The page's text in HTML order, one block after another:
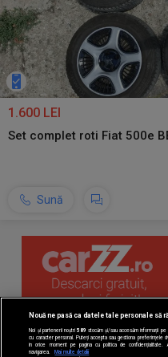
1.600 LEI
Set complet roti Fiat 500e
Sună
Nouă ne pasă ca datele tale personale să
Noi și partenerii noștri 589 stocăm și/sau accesăm informații pe
cu caracter personal. Puteți accepta sau gestiona preferințele
în orice moment pe pagina cu politica de
navigarea.
Mai multe detalii